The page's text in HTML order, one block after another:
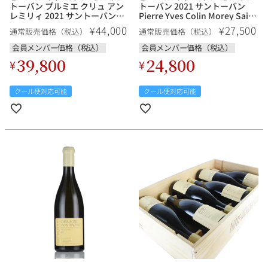
トーバン プルミエ クリュ アン
レミリィ 2021 サントーバン
Pierre Yves Colin Morey Saint
Aubin 1er Cru En Remilly フラ
ンス ブルゴーニュ 白ワイン
通常販売価格（税込） ¥44,000
会員メンバー価格（税込）
¥39,800
クール便対応可能
トーバン 2021 サントーバン
Pierre Yves Colin Morey Saint
Aubin フランス ブルゴーニュ
白ワイン
通常販売価格（税込） ¥27,500
会員メンバー価格（税込）
¥24,800
クール便対応可能